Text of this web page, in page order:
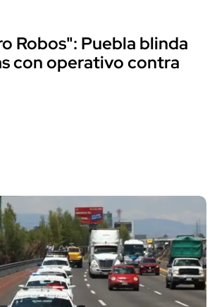
Robos": Puebla blinda
con operativo contra